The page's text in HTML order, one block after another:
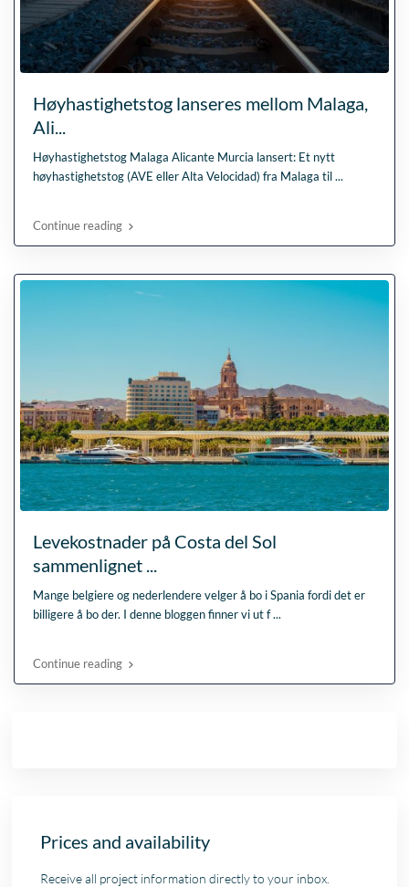
Høyhastighetstog lanseres mellom Malaga,
Ali...
Høyhastighetstog Malaga Alicante Murcia lansert: Et nytt
høyhastighetstog (AVE eller Alta Velocidad) fra Malaga til...
Continue reading
Levekostnader på Costa del Sol
sammenlignet ...
Mange belgiere og nederlendere velger å bo i Spania fordi det er
billigere å bo der. I denne bloggen finner vi ut f...
Continue reading
Prices and availability
Receive all project information directly to your inbox.